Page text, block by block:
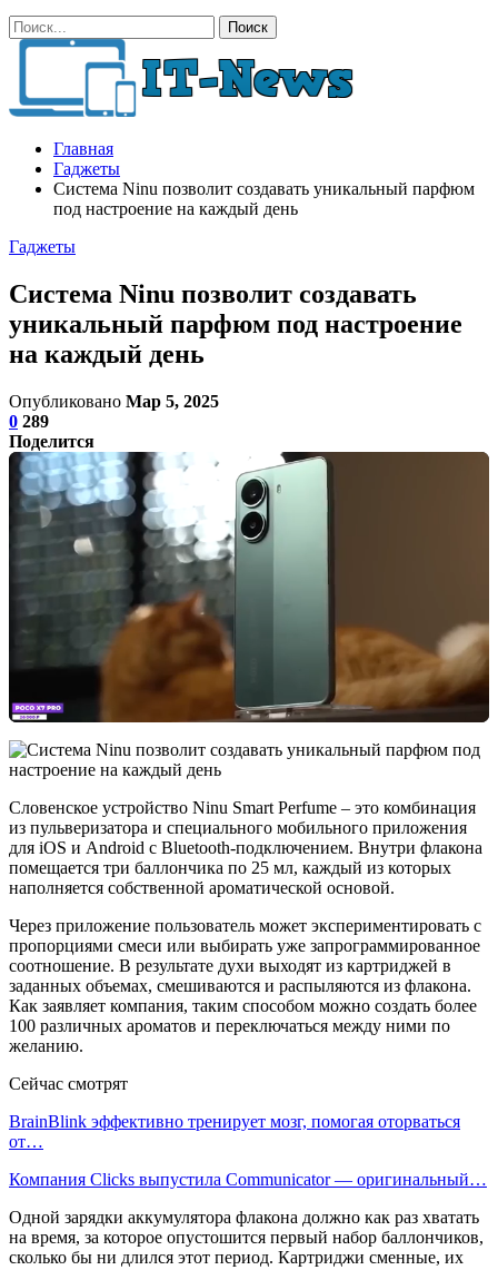
Главная
Гаджеты
Система Ninu позволит создавать уникальный парфюм
под настроение на каждый день
Гаджеты
Система Ninu позволит создавать
уникальный парфюм под настроение
на каждый день
Опубликовано Мар 5, 2025
0 289
Поделится
Словенское устройство Ninu Smart Perfume – это комбинация
из пульверизатора и специального мобильного приложения
для iOS и Android с Bluetooth-подключением. Внутри флакона
помещается три баллончика по 25 мл, каждый из которых
наполняется собственной ароматической основой.
Через приложение пользователь может экспериментировать с
пропорциями смеси или выбирать уже запрограммированное
соотношение. В результате духи выходят из картриджей в
заданных объемах, смешиваются и распыляются из флакона.
Как заявляет компания, таким способом можно создать более
100 различных ароматов и переключаться между ними по
желанию.
Сейчас смотрят
BrainBlink эффективно тренирует мозг, помогая оторваться
от…
Компания Clicks выпустила Communicator — оригинальный…
Одной зарядки аккумулятора флакона должно как раз хватать
на время, за которое опустошится первый набор баллончиков,
сколько бы ни длился этот период. Картриджи сменные, их